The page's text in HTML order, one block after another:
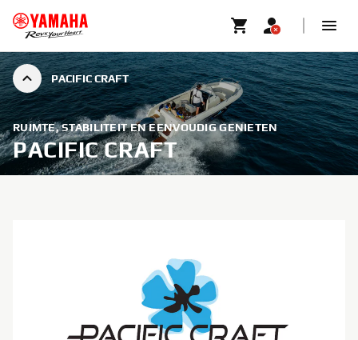
PACIFIC CRAFT
RUIMTE, STABILITEIT EN EENVOUDIG GENIETEN
PACIFIC CRAFT